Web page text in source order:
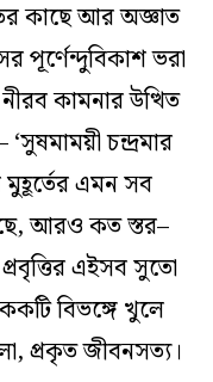
কাছে আর অজ্ঞাত
পূর্ণেন্দুবিকাশ ভরা
কামনার উত্থিত
চন্দ্রমার
মুহূর্তের এমন সব
আরও কত স্তর–
এইসব সুতো
বিভঙ্গে খুলে
প্রকৃত জীবনসত্য।